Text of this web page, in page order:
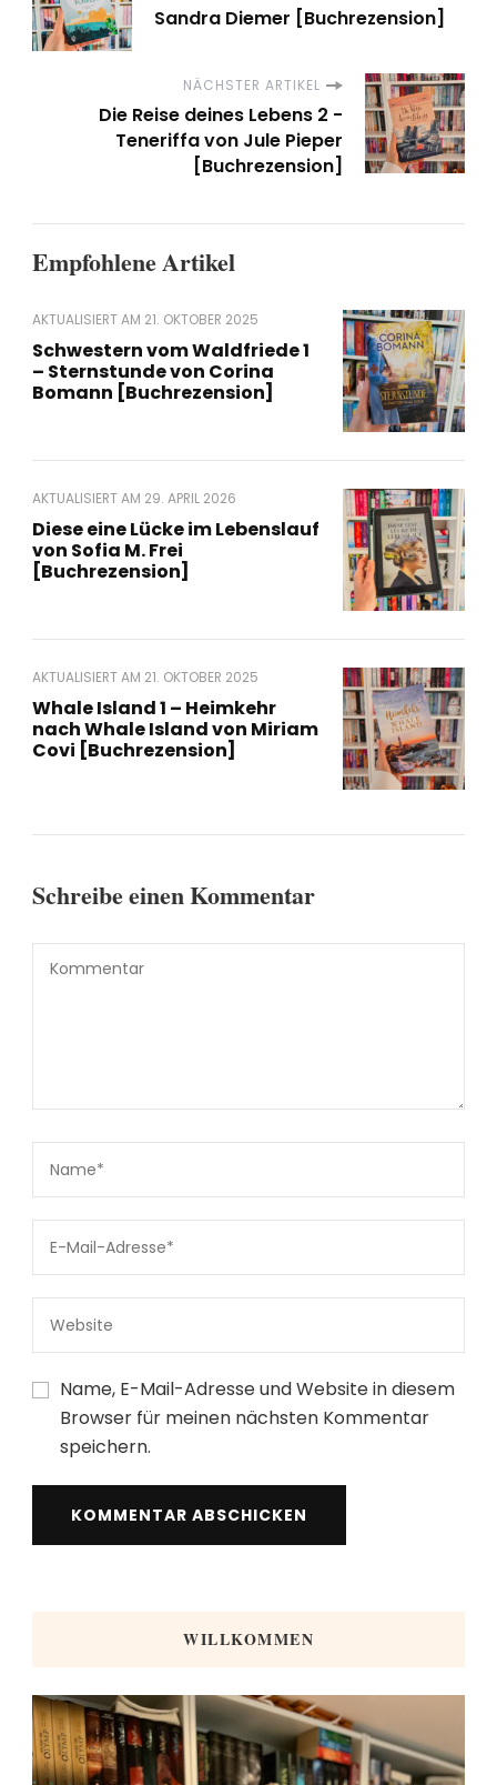
Sandra Diemer [Buchrezension]
NÄCHSTER ARTIKEL
Die Reise deines Lebens 2 -
Teneriffa von Jule Pieper
[Buchrezension]
Empfohlene Artikel
AKTUALISIERT AM 21. OKTOBER 2025
Schwestern vom Waldfriede 1
– Sternstunde von Corina
Bomann [Buchrezension]
AKTUALISIERT AM 29. APRIL 2026
Diese eine Lücke im Lebenslauf
von Sofia M. Frei
[Buchrezension]
AKTUALISIERT AM 21. OKTOBER 2025
Whale Island 1 – Heimkehr
nach Whale Island von Miriam
Covi [Buchrezension]
Schreibe einen Kommentar
Name, E-Mail-Adresse und Website in diesem
Browser für meinen nächsten Kommentar
speichern.
WILLKOMMEN